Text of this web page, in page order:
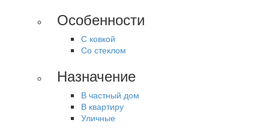
Особенности
С ковкой
Со стеклом
Назначение
В частный дом
В квартиру
Уличные